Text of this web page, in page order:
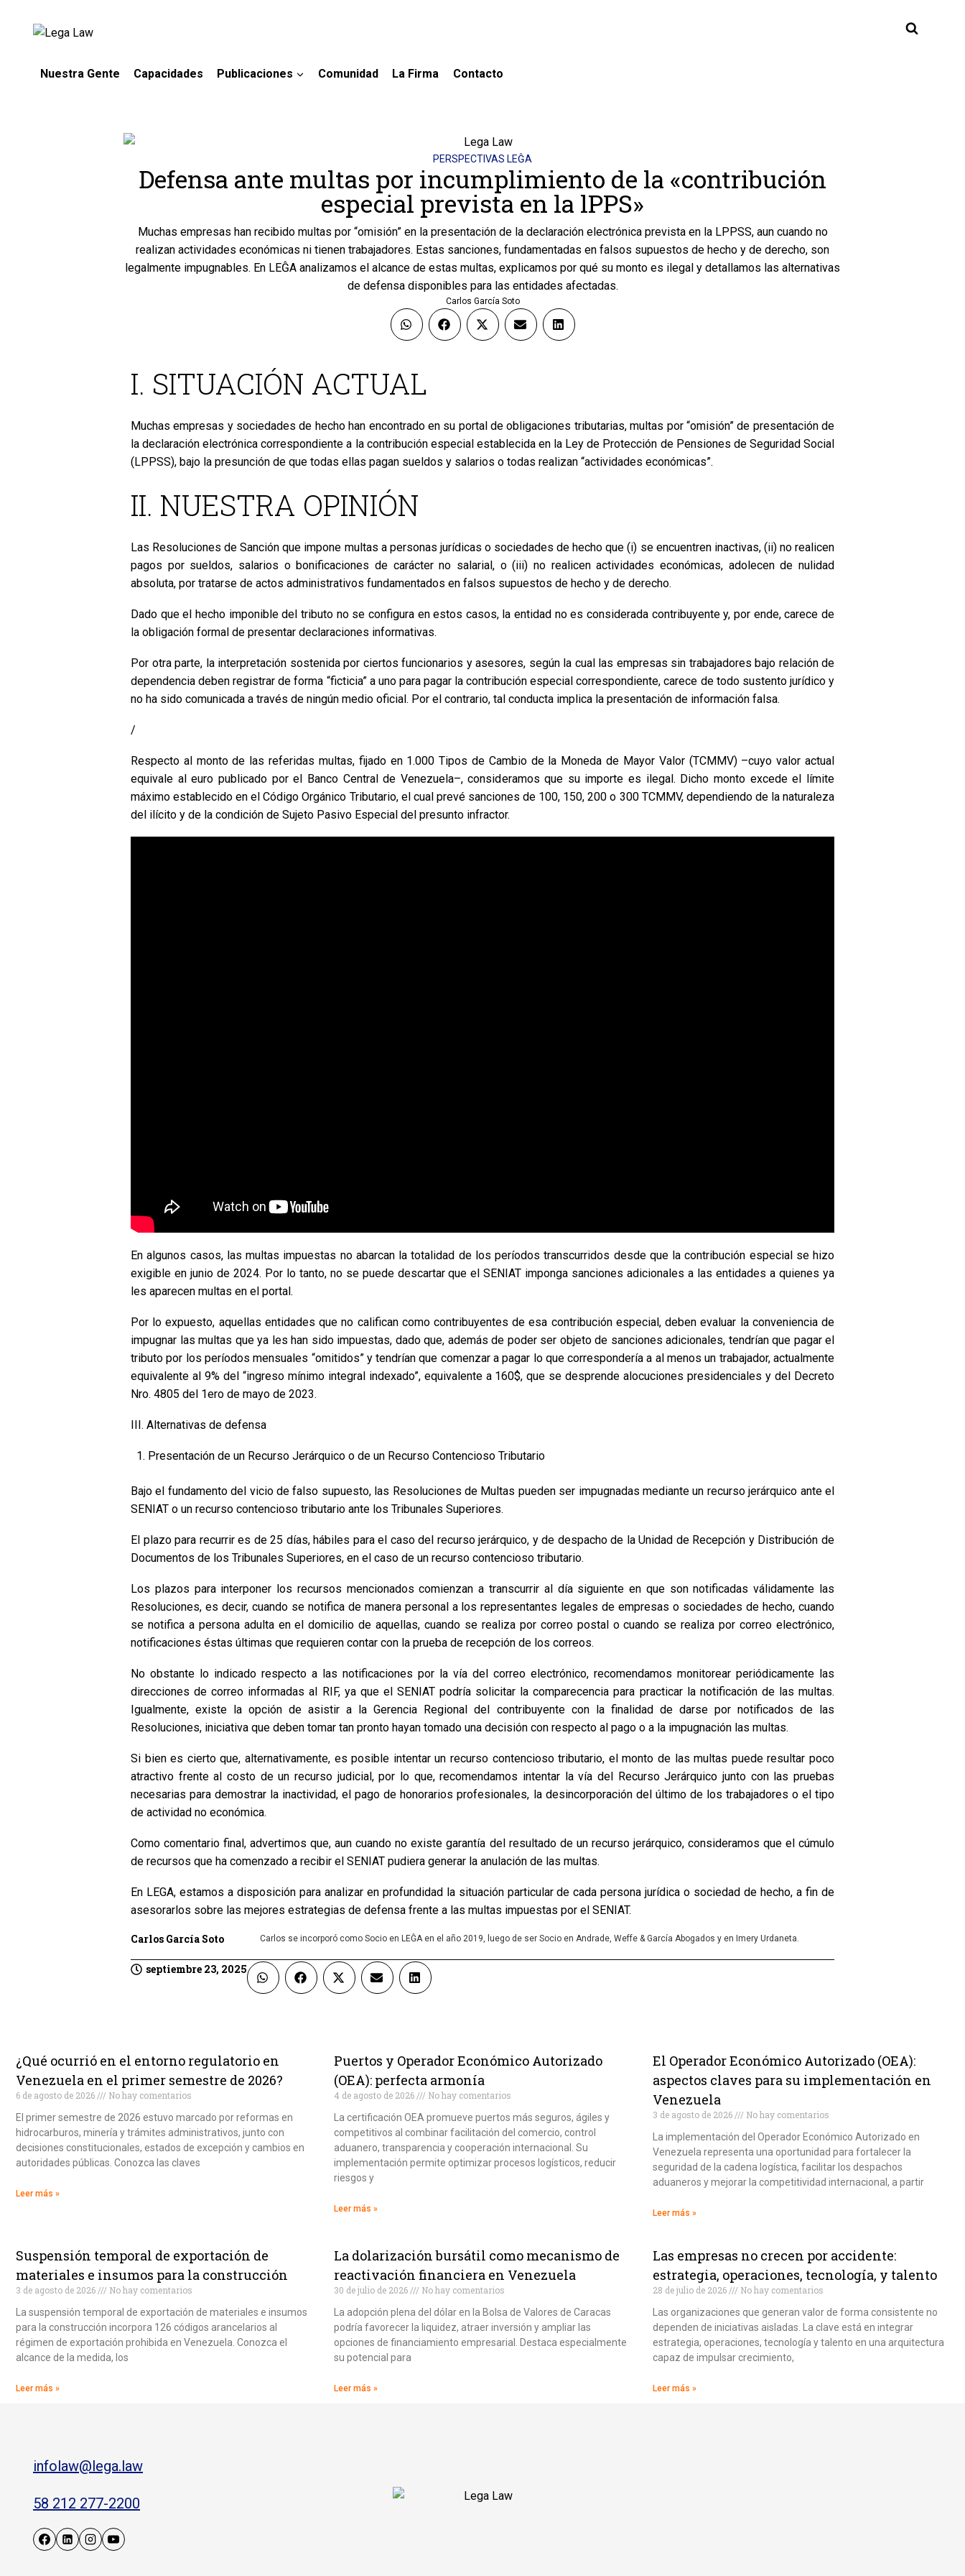
Nuestra Gente Capacidades Publicaciones Comunidad La Firma Contacto
PERSPECTIVAS LEĜA
Defensa ante multas por incumplimiento de la «contribución
especial prevista en la lPPS»
Muchas empresas han recibido multas por “omisión” en la presentación de la declaración electrónica prevista en la LPPSS, aun cuando no
realizan actividades económicas ni tienen trabajadores. Estas sanciones, fundamentadas en falsos supuestos de hecho y de derecho, son
legalmente impugnables. En LEĜA analizamos el alcance de estas multas, explicamos por qué su monto es ilegal y detallamos las alternativas
de defensa disponibles para las entidades afectadas.
Carlos García Soto
I. SITUACIÓN ACTUAL
Muchas empresas y sociedades de hecho han encontrado en su portal de obligaciones tributarias, multas por “omisión” de presentación de
la declaración electrónica correspondiente a la contribución especial establecida en la Ley de Protección de Pensiones de Seguridad Social
(LPPSS), bajo la presunción de que todas ellas pagan sueldos y salarios o todas realizan “actividades económicas”.
II. NUESTRA OPINIÓN
Las Resoluciones de Sanción que impone multas a personas jurídicas o sociedades de hecho que (i) se encuentren inactivas, (ii) no realicen
pagos por sueldos, salarios o bonificaciones de carácter no salarial, o (iii) no realicen actividades económicas, adolecen de nulidad
absoluta, por tratarse de actos administrativos fundamentados en falsos supuestos de hecho y de derecho.
Dado que el hecho imponible del tributo no se configura en estos casos, la entidad no es considerada contribuyente y, por ende, carece de
la obligación formal de presentar declaraciones informativas.
Por otra parte, la interpretación sostenida por ciertos funcionarios y asesores, según la cual las empresas sin trabajadores bajo relación de
dependencia deben registrar de forma “ficticia” a uno para pagar la contribución especial correspondiente, carece de todo sustento jurídico y
no ha sido comunicada a través de ningún medio oficial. Por el contrario, tal conducta implica la presentación de información falsa.
/
Respecto al monto de las referidas multas, fijado en 1.000 Tipos de Cambio de la Moneda de Mayor Valor (TCMMV) –cuyo valor actual
equivale al euro publicado por el Banco Central de Venezuela–, consideramos que su importe es ilegal. Dicho monto excede el límite
máximo establecido en el Código Orgánico Tributario, el cual prevé sanciones de 100, 150, 200 o 300 TCMMV, dependiendo de la naturaleza
del ilícito y de la condición de Sujeto Pasivo Especial del presunto infractor.
En algunos casos, las multas impuestas no abarcan la totalidad de los períodos transcurridos desde que la contribución especial se hizo
exigible en junio de 2024. Por lo tanto, no se puede descartar que el SENIAT imponga sanciones adicionales a las entidades a quienes ya
les aparecen multas en el portal.
Por lo expuesto, aquellas entidades que no califican como contribuyentes de esa contribución especial, deben evaluar la conveniencia de
impugnar las multas que ya les han sido impuestas, dado que, además de poder ser objeto de sanciones adicionales, tendrían que pagar el
tributo por los períodos mensuales “omitidos” y tendrían que comenzar a pagar lo que correspondería a al menos un trabajador, actualmente
equivalente al 9% del “ingreso mínimo integral indexado”, equivalente a 160$, que se desprende alocuciones presidenciales y del Decreto
Nro. 4805 del 1ero de mayo de 2023.
III. Alternativas de defensa
Presentación de un Recurso Jerárquico o de un Recurso Contencioso Tributario
Bajo el fundamento del vicio de falso supuesto, las Resoluciones de Multas pueden ser impugnadas mediante un recurso jerárquico ante el
SENIAT o un recurso contencioso tributario ante los Tribunales Superiores.
El plazo para recurrir es de 25 días, hábiles para el caso del recurso jerárquico, y de despacho de la Unidad de Recepción y Distribución de
Documentos de los Tribunales Superiores, en el caso de un recurso contencioso tributario.
Los plazos para interponer los recursos mencionados comienzan a transcurrir al día siguiente en que son notificadas válidamente las
Resoluciones, es decir, cuando se notifica de manera personal a los representantes legales de empresas o sociedades de hecho, cuando
se notifica a persona adulta en el domicilio de aquellas, cuando se realiza por correo postal o cuando se realiza por correo electrónico,
notificaciones éstas últimas que requieren contar con la prueba de recepción de los correos.
No obstante lo indicado respecto a las notificaciones por la vía del correo electrónico, recomendamos monitorear periódicamente las
direcciones de correo informadas al RIF, ya que el SENIAT podría solicitar la comparecencia para practicar la notificación de las multas.
Igualmente, existe la opción de asistir a la Gerencia Regional del contribuyente con la finalidad de darse por notificados de las
Resoluciones, iniciativa que deben tomar tan pronto hayan tomado una decisión con respecto al pago o a la impugnación las multas.
Si bien es cierto que, alternativamente, es posible intentar un recurso contencioso tributario, el monto de las multas puede resultar poco
atractivo frente al costo de un recurso judicial, por lo que, recomendamos intentar la vía del Recurso Jerárquico junto con las pruebas
necesarias para demostrar la inactividad, el pago de honorarios profesionales, la desincorporación del último de los trabajadores o el tipo
de actividad no económica.
Como comentario final, advertimos que, aun cuando no existe garantía del resultado de un recurso jerárquico, consideramos que el cúmulo
de recursos que ha comenzado a recibir el SENIAT pudiera generar la anulación de las multas.
En LEGA, estamos a disposición para analizar en profundidad la situación particular de cada persona jurídica o sociedad de hecho, a fin de
asesorarlos sobre las mejores estrategias de defensa frente a las multas impuestas por el SENIAT.
Carlos García Soto Carlos se incorporó como Socio en LEĜA en el año 2019, luego de ser Socio en Andrade, Weffe & García Abogados y en Imery Urdaneta.
septiembre 23, 2025
¿Qué ocurrió en el entorno regulatorio en
Venezuela en el primer semestre de 2026?
6 de agosto de 2026
No hay comentarios
El primer semestre de 2026 estuvo marcado por reformas en
hidrocarburos, minería y trámites administrativos, junto con
decisiones constitucionales, estados de excepción y cambios en
autoridades públicas. Conozca las claves
Leer más »
Puertos y Operador Económico Autorizado
(OEA): perfecta armonía
4 de agosto de 2026
No hay comentarios
La certificación OEA promueve puertos más seguros, ágiles y
competitivos al combinar facilitación del comercio, control
aduanero, transparencia y cooperación internacional. Su
implementación permite optimizar procesos logísticos, reducir
riesgos y
Leer más »
El Operador Económico Autorizado (OEA):
aspectos claves para su implementación en
Venezuela
3 de agosto de 2026
No hay comentarios
La implementación del Operador Económico Autorizado en
Venezuela representa una oportunidad para fortalecer la
seguridad de la cadena logística, facilitar los despachos
aduaneros y mejorar la competitividad internacional, a partir
Leer más »
Suspensión temporal de exportación de
materiales e insumos para la construcción
3 de agosto de 2026
No hay comentarios
La suspensión temporal de exportación de materiales e insumos
para la construcción incorpora 126 códigos arancelarios al
régimen de exportación prohibida en Venezuela. Conozca el
alcance de la medida, los
Leer más »
La dolarización bursátil como mecanismo de
reactivación financiera en Venezuela
30 de julio de 2026
No hay comentarios
La adopción plena del dólar en la Bolsa de Valores de Caracas
podría favorecer la liquidez, atraer inversión y ampliar las
opciones de financiamiento empresarial. Destaca especialmente
su potencial para
Leer más »
Las empresas no crecen por accidente:
estrategia, operaciones, tecnología, y talento
28 de julio de 2026
No hay comentarios
Las organizaciones que generan valor de forma consistente no
dependen de iniciativas aisladas. La clave está en integrar
estrategia, operaciones, tecnología y talento en una arquitectura
capaz de impulsar crecimiento,
Leer más »
infolaw@lega.law
58 212 277-2200